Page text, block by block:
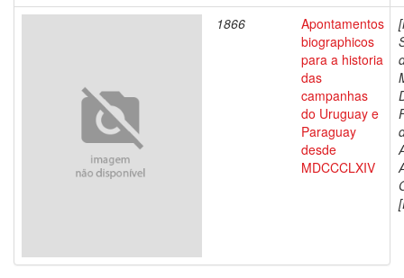
1866
Apontamentos
biographicos
para a historia
das
campanhas
do Uruguay e
Paraguay
desde
MDCCCLXIV